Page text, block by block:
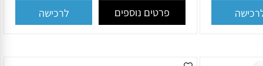
פרטים נוספים לרכישה